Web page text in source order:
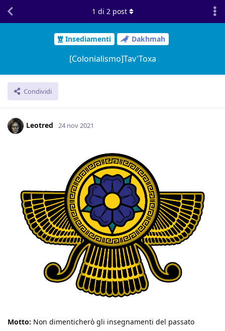
Insediamenti Dakhmah
[Colonialismo]Tav'Toxa
Condividi
1 di 2post
Leotred 24 nov 2021
Motto: Non dimenticherò gli insegnamenti del passato